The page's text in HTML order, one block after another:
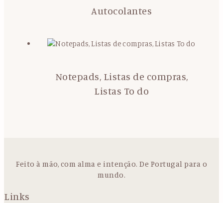
Autocolantes
Notepads, Listas de compras,
Listas To do
Feito à mão, com alma e intenção. De Portugal para o
mundo.
Links